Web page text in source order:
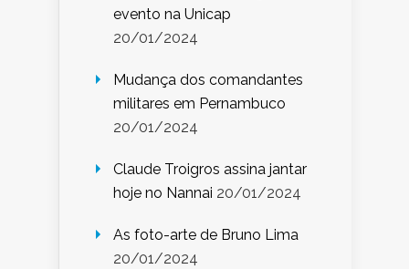
evento na Unicap
20/01/2024
Mudança dos comandantes
militares em Pernambuco
20/01/2024
Claude Troigros assina jantar
hoje no Nannai 20/01/2024
As foto-arte de Bruno Lima
20/01/2024